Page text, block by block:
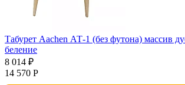
Табурет Aachen АТ-1 (без футона) массив
беление
8 014 ₽
14 570 Р